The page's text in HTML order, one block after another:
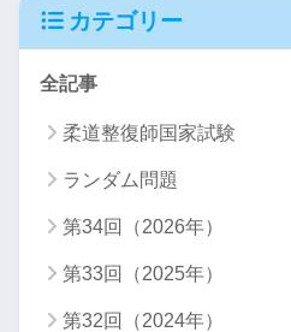
カテゴリー
全記事
柔道整復師国家試験
ランダム問題
第34回（2026年）
第33回（2025年）
第32回（2024年）